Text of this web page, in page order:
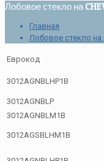
Лобовое стекло на
Главная
Лобовое стекло на
Еврокод
3012AGNBLHP1B
3012AGNBLP
3012AGNBLM1B
3012AGSBLHM1B